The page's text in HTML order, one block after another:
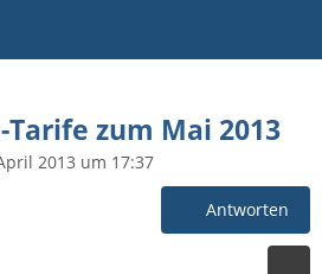
zum Mai 2013
2013 um 17:37
Antworten